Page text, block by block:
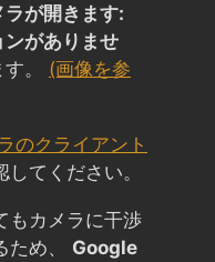
ラが開きます:
がありませ
。 (画像を参
のクライアント
してください。
もカメラに干渉
ため、 Google